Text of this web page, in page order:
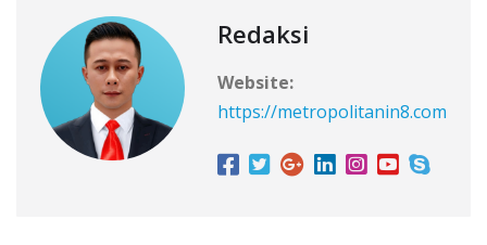
Redaksi
Website:
https://metropolitanin8.com